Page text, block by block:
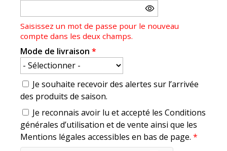
Saisissez un mot de passe pour le nouveau
compte dans les deux champs.
Mode de livraison *
Je souhaite recevoir des alertes sur l’arrivée
des produits de saison.
Je reconnais avoir lu et accepté les Conditions
générales d’utilisation et de vente ainsi que les
Mentions légales accessibles en bas de page. *